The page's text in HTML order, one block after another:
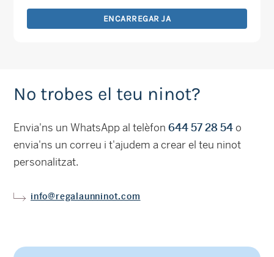
ENCARREGAR JA
No trobes el teu ninot?
Envia'ns un WhatsApp al telèfon 644 57 28 54o
envia'ns un correu i t'ajudem a crear el teu ninot
personalitzat.
info@regalaunninot.com